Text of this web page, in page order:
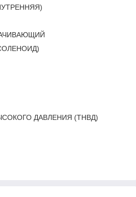
ДАВЛЕНИЯ (ТНВД)